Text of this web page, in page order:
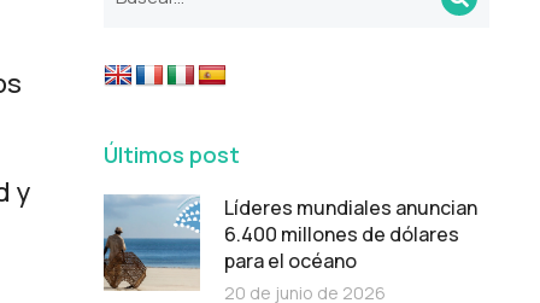
y
Últimos post
Líderes mundiales anuncian
6.400 millones de dólares
para el océano
20 de junio de 2026